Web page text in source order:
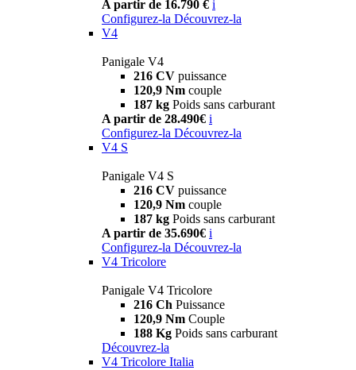
A partir de 16.790 € i
Configurez-la Découvrez-la
V4
Panigale V4
216 CV puissance
120,9 Nm couple
187 kg Poids sans carburant
A partir de 28.490€ i
Configurez-la Découvrez-la
V4 S
Panigale V4 S
216 CV puissance
120,9 Nm couple
187 kg Poids sans carburant
A partir de 35.690€ i
Configurez-la Découvrez-la
V4 Tricolore
Panigale V4 Tricolore
216 Ch Puissance
120,9 Nm Couple
188 Kg Poids sans carburant
Découvrez-la
V4 Tricolore Italia